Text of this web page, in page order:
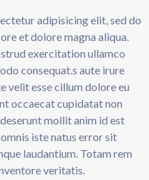
adipisicing elit, sed do
et dolore magna aliqua.
exercitation ullamco
consequat.s aute irure
velit esse cillum dolore eu
occaecat cupidatat non
mollit anim id est
iste natus error sit
laudantium. Totam rem
veritatis.